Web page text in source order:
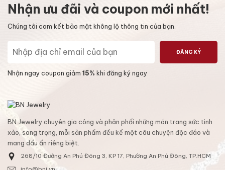
Nhận ưu đãi và coupon mới nhất!
Chúng tôi cam kết bảo mật không lộ thông tin của bạn.
ĐĂNG KÝ
Nhận ngay coupon giảm 15% khi đăng ký ngay
BN Jewelry chuyên gia công và phân phối những món trang sức tinh
xảo, sang trọng, mỗi sản phẩm đều kể một câu chuyện độc đáo và
mang dấu ấn riêng biệt.
268/10 Đường An Phú Đông 3, KP 17, Phường An Phú Đông, TP.HCM